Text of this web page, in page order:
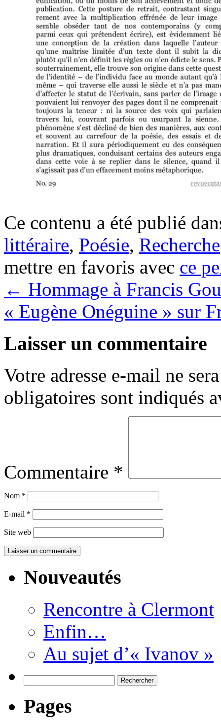
Ce contenu a été publié
littéraire, Poésie, Recherche
mettre en favoris avec ce
← Hommage à Francis
« Eugène Onéguine » sur
Laisser un commentaire
Votre adresse e-mail ne
obligatoires sont indiqués
Commentaire *
Nom *
E-mail *
Site web
Nouveautés
Rencontre à Clermont
Enfin…
Au sujet d’« Ivanov »
Pages